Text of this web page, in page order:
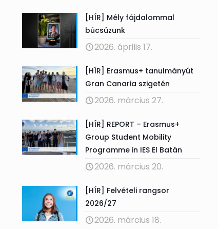
[HÍR] Mély fájdalommal
búcsúzunk
2026. április 17.
[HÍR] Erasmus+ tanulmányút
Gran Canaria szigetén
2026. március 27.
[HÍR] REPORT – Erasmus+
Group Student Mobility
Programme in IES El Batán
2026. március 20.
[HÍR] Felvételi rangsor
2026/27
2026. március 18.